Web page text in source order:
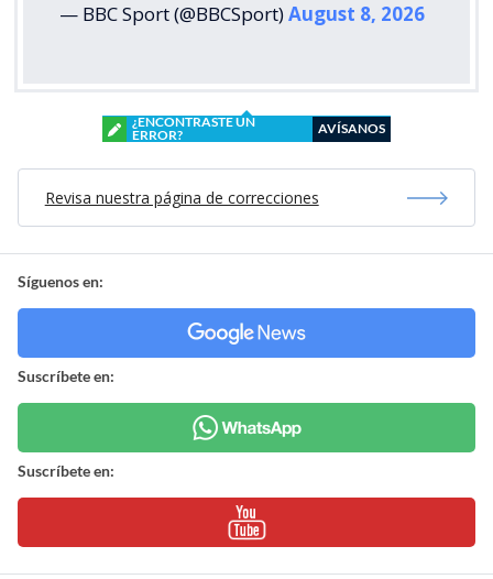
— BBC Sport (@BBCSport)August 8, 2026
¿ENCONTRASTE UN
ERROR?
AVÍSANOS
Revisa nuestra página de correcciones
Síguenos en:
Suscríbete en:
Suscríbete en: